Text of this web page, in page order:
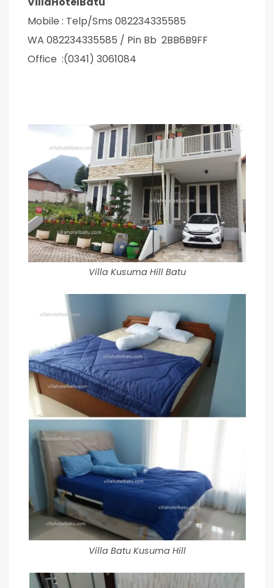
Mobile : Telp/Sms 082234335585
WA 082234335585 / Pin Bb 2BB6B9FF
Office :(0341) 3061084
Villa Kusuma Hill Batu
Villa Batu Kusuma Hill